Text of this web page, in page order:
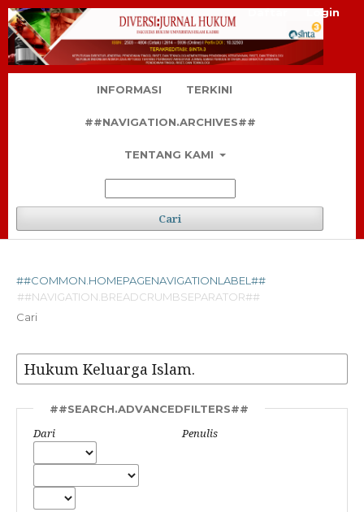
INFORMASI TERKINI
##NAVIGATION.ARCHIVES##
TENTANG KAMI
Cari
Daftar Login
##COMMON.HOMEPAGENAVIGATIONLABEL##
##NAVIGATION.BREADCRUMBSEPARATOR##
Cari
##SEARCH.ADVANCEDFILTERS##
Dari Penulis